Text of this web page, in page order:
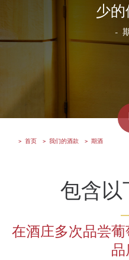
少的
-
首页 我们的酒款 期酒
包含以
在酒庄多次品尝
品